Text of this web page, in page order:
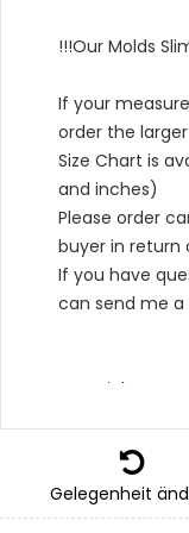
!!!Our Molds
If your
order the larger
Size Chart is
and inches)
Please order
buyer in return
If you have
can send me a
Material Type :
*Outer: 100%
*Bottom: 100%
*Lining: 100%
Gelegenheit